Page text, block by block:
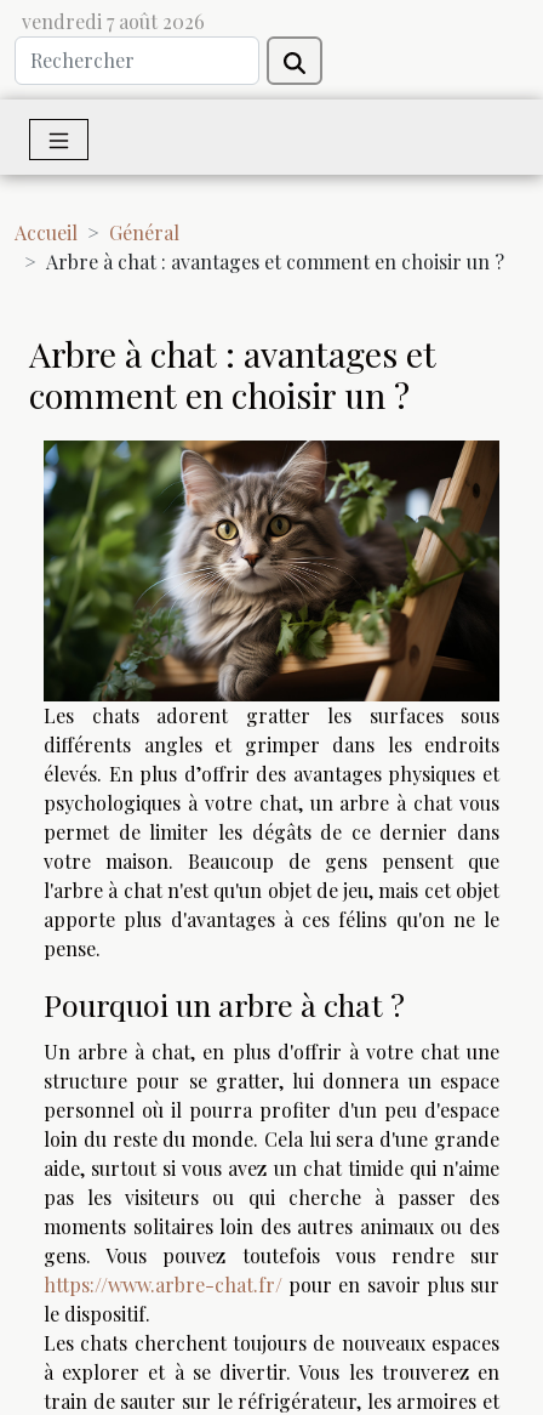
vendredi 7 août 2026
Accueil
Général
Arbre à chat : avantages et comment en choisir un ?
Arbre à chat : avantages et
comment en choisir un ?
Les chats adorent gratter les surfaces sous
différents angles et grimper dans les endroits
élevés. En plus d’offrir des avantages physiques et
psychologiques à votre chat, un arbre à chat vous
permet de limiter les dégâts de ce dernier dans
votre maison. Beaucoup de gens pensent que
l'arbre à chat n'est qu'un objet de jeu, mais cet objet
apporte plus d'avantages à ces félins qu'on ne le
pense.
Pourquoi un arbre à chat ?
Un arbre à chat, en plus d'offrir à votre chat une
structure pour se gratter, lui donnera un espace
personnel où il pourra profiter d'un peu d'espace
loin du reste du monde. Cela lui sera d'une grande
aide, surtout si vous avez un chat timide qui n'aime
pas les visiteurs ou qui cherche à passer des
moments solitaires loin des autres animaux ou des
gens. Vous pouvez toutefois vous rendre sur
https://www.arbre-chat.fr/ pour en savoir plus sur
le dispositif.
Les chats cherchent toujours de nouveaux espaces
à explorer et à se divertir. Vous les trouverez en
train de sauter sur le réfrigérateur, les armoires et